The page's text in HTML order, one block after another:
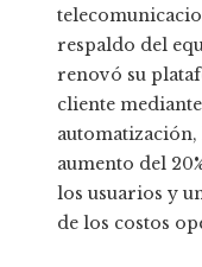
respaldo del
renovó su
cliente
aumento del
los usuarios y
de los costos